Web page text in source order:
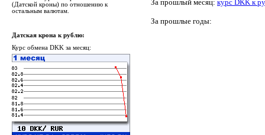
(Датской кроны) по отношению к
остальным валютам.
За прошлый месяц: курс DKK к
За прошлые годы:
Датская крона к рублю:
Курс обмена DKK за месяц: